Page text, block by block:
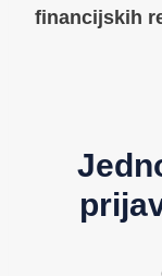
financijskih